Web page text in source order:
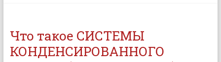
Что такое СИСТЕМЫ
КОНДЕНСИРОВАННОГО